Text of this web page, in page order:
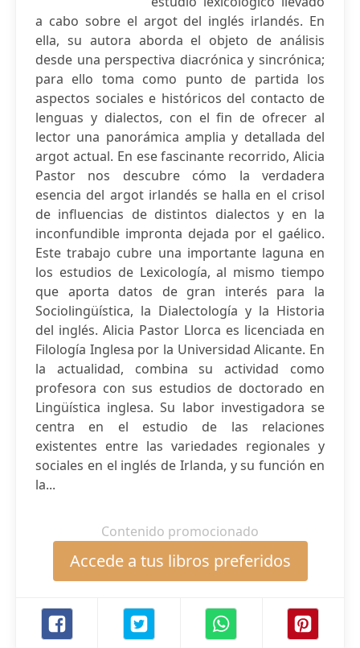
a cabo sobre el argot del inglés irlandés. En
ella, su autora aborda el objeto de análisis
desde una perspectiva diacrónica y sincrónica;
para ello toma como punto de partida los
aspectos sociales e históricos del contacto de
lenguas y dialectos, con el fin de ofrecer al
lector una panorámica amplia y detallada del
argot actual. En ese fascinante recorrido, Alicia
Pastor nos descubre cómo la verdadera
esencia del argot irlandés se halla en el crisol
de influencias de distintos dialectos y en la
inconfundible impronta dejada por el gaélico.
Este trabajo cubre una importante laguna en
los estudios de Lexicología, al mismo tiempo
que aporta datos de gran interés para la
Sociolingüística, la Dialectología y la Historia
del inglés. Alicia Pastor Llorca es licenciada en
Filología Inglesa por la Universidad Alicante. En
la actualidad, combina su actividad como
profesora con sus estudios de doctorado en
Lingüística inglesa. Su labor investigadora se
centra en el estudio de las relaciones
existentes entre las variedades regionales y
sociales en el inglés de Irlanda, y su función en
la...
Contenido promocionado
Accede a tus libros preferidos